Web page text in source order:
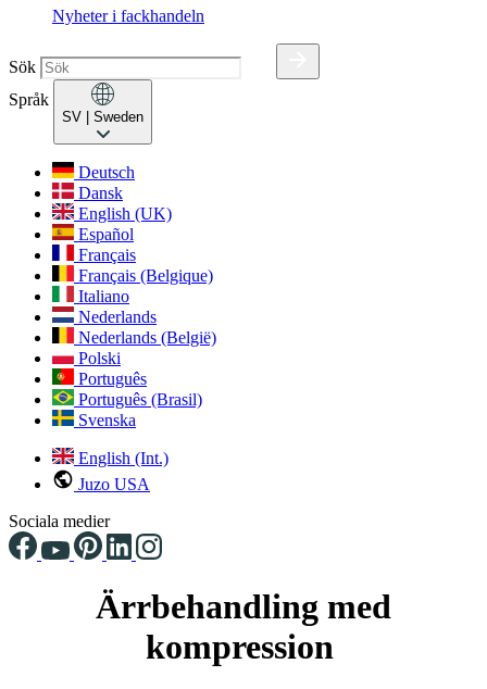
Nyheter i fackhandeln
Sök
Språk
SV | Sweden
Deutsch
Dansk
English (UK)
Español
Français
Français (Belgique)
Italiano
Nederlands
Nederlands (België)
Polski
Português
Português (Brasil)
Svenska
English (Int.)
Juzo USA
Sociala medier
Ärrbehandling med
kompression